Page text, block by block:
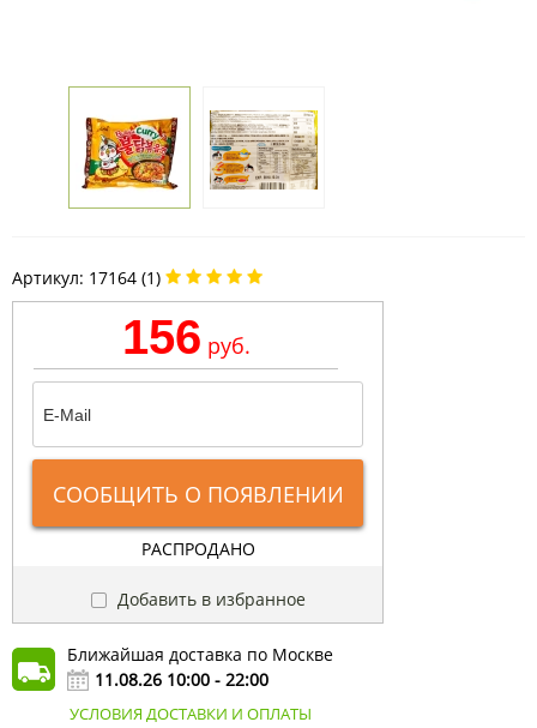
Артикул: 17164 (1)
156 руб.
СООБЩИТЬ О ПОЯВЛЕНИИ
РАСПРОДАНО
Добавить в избранное
Ближайшая доставка по Москве
11.08.26 10:00 - 22:00
УСЛОВИЯ ДОСТАВКИ И ОПЛАТЫ